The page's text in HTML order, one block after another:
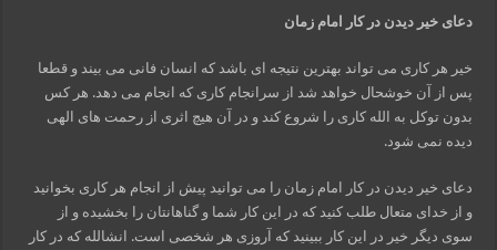
آیات قرآنی برای استجابت دعا و آسان شدن کارها و برآورده شدن حاجت
دعای افزایش رزق و روزی و ثروتمند شدن | متن دعا و اذکار مجرب
دعای خیر دیدن در کار امام زمان
خیر هر کاری می تواند بهترین نتیجه ای باشد که انسان فانی می بیند و قطعا
پس از آن خوشحال خواهد شد از سرانجام کاری که انجام می دهد. هر کس
بدون توکل به الله کاری را شروع کند و در آن هیچ اثری از رحمت های الهی
دیده نمی شود.
دعای خیر دیدن در کار امام زمان را می توانید پیش از انجام هر کاری بخوانید
و از خدای متعال طلب کنید که در این کار شما و گناهانتان را بخشیده و از
سوی دیگر خیر در این کار ببینید که آروزی هر شخصی است. انشالله که در کار